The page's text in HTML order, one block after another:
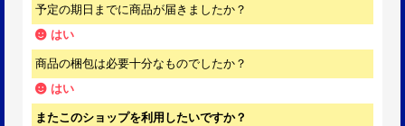
予定の期日までに商品が届きましたか？
はい
商品の梱包は必要十分なものでしたか？
はい
またこのショップを利用したいですか？